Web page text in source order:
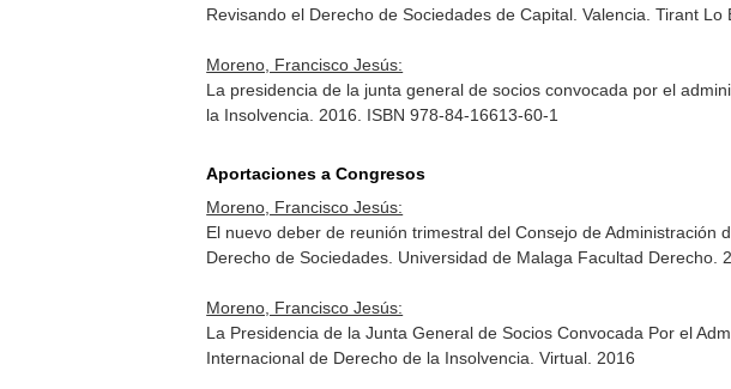
Revisando el Derecho de Sociedades de Capital . Valencia. Tirant
Moreno, Francisco Jesús:
La presidencia de la junta general de socios convocada por el
la Insolvencia . 2016. ISBN 978-84-16613-60-1
Aportaciones a Congresos
Moreno, Francisco Jesús:
El nuevo deber de reunión trimestral del Consejo de
Derecho de Sociedades. Universidad de Malaga Facultad Derecho.
Moreno, Francisco Jesús:
La Presidencia de la Junta General de Socios Convocada Por el
Internacional de Derecho de la Insolvencia. Virtual. 2016